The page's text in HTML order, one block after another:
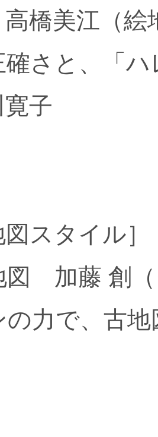
橋美江（
確さと、「
子
図スタイル
図 加藤 創
の力で、古